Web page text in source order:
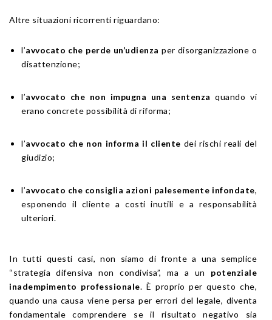
Altre situazioni ricorrenti riguardano:
l’avvocato che perde un’udienza per disorganizzazione o
disattenzione;
l’avvocato che non impugna una sentenza quando vi
erano concrete possibilità di riforma;
l’avvocato che non informa il cliente dei rischi reali del
giudizio;
l’avvocato che consiglia azioni palesemente infondate,
esponendo il cliente a costi inutili e a responsabilità
ulteriori.
In tutti questi casi, non siamo di fronte a una semplice
“strategia difensiva non condivisa”, ma a un potenziale
inadempimento professionale. È proprio per questo che,
quando una causa viene persa per errori del legale, diventa
fondamentale comprendere se il risultato negativo sia